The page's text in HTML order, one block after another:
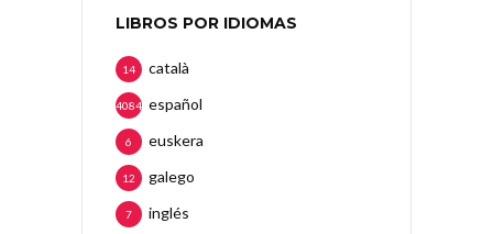
LIBROS POR IDIOMAS
català
14
español
4084
euskera
6
galego
12
inglés
7